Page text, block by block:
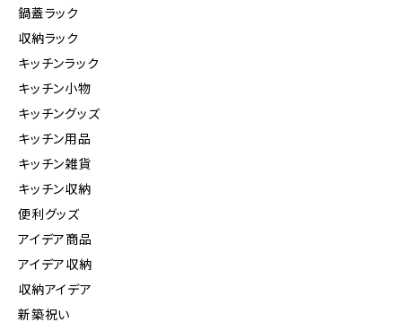
鍋蓋ラック
収納ラック
キッチンラック
キッチン小物
キッチングッズ
キッチン用品
キッチン雑貨
キッチン収納
便利グッズ
アイデア商品
アイデア収納
収納アイデア
新築祝い